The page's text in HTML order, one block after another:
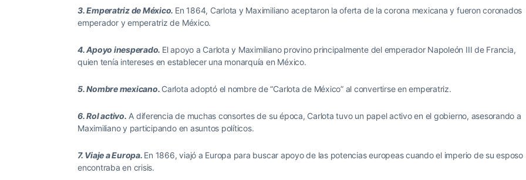
3. Emperatriz de México. En 1864, Carlota y Maximiliano aceptaron la oferta de la corona mexicana y fueron coronados
emperador y emperatriz de México.
4. Apoyo inesperado. El apoyo a Carlota y Maximiliano provino principalmente del emperador Napoleón III de Francia,
quien tenía intereses en establecer una monarquía en México.
5. Nombre mexicano. Carlota adoptó el nombre de “Carlota de México” al convertirse en emperatriz.
6. Rol activo. A diferencia de muchas consortes de su época, Carlota tuvo un papel activo en el gobierno, asesorando a
Maximiliano y participando en asuntos políticos.
7. Viaje a Europa. En 1866, viajó a Europa para buscar apoyo de las potencias europeas cuando el imperio de su esposo
encontraba en crisis.